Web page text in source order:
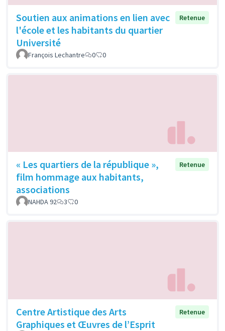
Soutien aux animations en lien avec
l'école et les habitants du quartier
Université
Retenue
François Lechantre 0 0
« Les quartiers de la république »,
film hommage aux habitants,
associations
Retenue
NAHDA 92 3 0
Centre Artistique des Arts
Graphiques et Œuvres de l’Esprit
Retenue